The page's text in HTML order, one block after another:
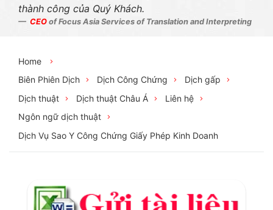
thành công của Quý Khách.
CEO of Focus Asia Services of Translation and Interpreting
Home
Biên Phiên Dịch
Dịch Công Chứng
Dịch gấp
Dịch thuật
Dịch thuật Châu Á
Liên hệ
Ngôn ngữ dịch thuật
Dịch Vụ Sao Y Công Chứng Giấy Phép Kinh Doanh